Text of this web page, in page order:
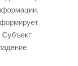
Субъект